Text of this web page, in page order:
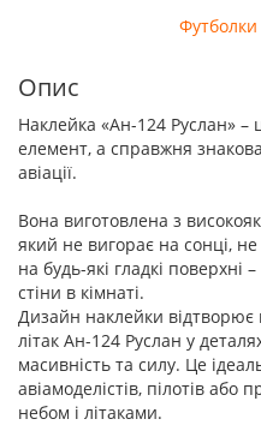
Опис
Наклейка «Ан-124 Руслан»
елемент, а справжня
авіації.
Вона виготовлена з
який не вигорає на сонці, не
на будь-які гладкі поверхні
стіни в кімнаті.
Дизайн наклейки
літак Ан-124 Руслан у
масивність та силу. Це
авіамоделістів, пілотів або
небом і літаками.